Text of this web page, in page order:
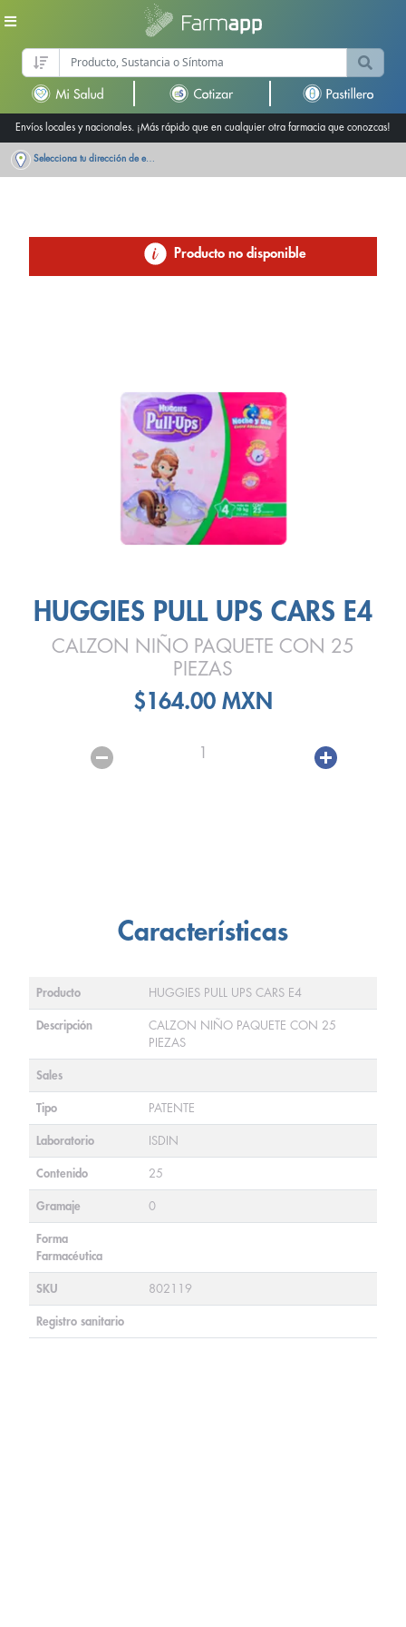
Envíos locales y nacionales. ¡Más rápido que en cualquier otra farmacia que conozcas!
Selecciona tu dirección de entrega
Producto no disponible
HUGGIES PULL UPS CARS E4
CALZON NIÑO PAQUETE CON 25
PIEZAS
$164.00 MXN
1
Características
Producto HUGGIES PULL UPS CARS E4
Descripción
CALZON NIÑO PAQUETE CON 25
PIEZAS
Sales
Tipo PATENTE
Laboratorio ISDIN
Contenido 25
Gramaje 0
Forma
Farmacéutica
SKU 802119
Registro sanitario